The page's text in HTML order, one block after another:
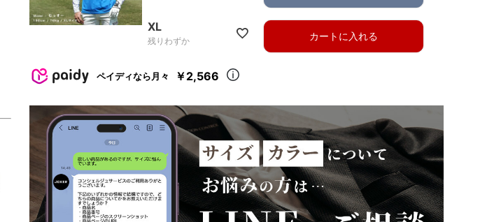
XL
残りわずか カートに入れる
ペイディなら月々 ￥2,566